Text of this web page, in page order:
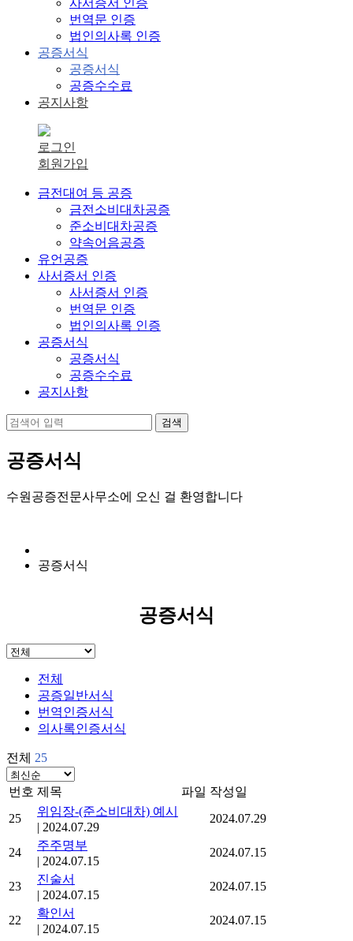
사서증서 인증
번역문 인증
법인의사록 인증
공증서식
공증서식
공증수수료
공지사항
로그인
회원가입
금전대여 등 공증
금전소비대차공증
준소비대차공증
약속어음공증
유언공증
사서증서 인증
사서증서 인증
번역문 인증
법인의사록 인증
공증서식
공증서식
공증수수료
공지사항
공증서식
수원공증전문사무소에 오신 걸 환영합니다
공증서식
공증서식
전체
공증일반서식
번역인증서식
의사록인증서식
전체 25
번호 제목 파일 작성일
25
위임장-(준소비대차) 예시
| 2024.07.29
2024.07.29
24
주주명부
| 2024.07.15
2024.07.15
23
진술서
| 2024.07.15
2024.07.15
22
확인서
| 2024.07.15
2024.07.15